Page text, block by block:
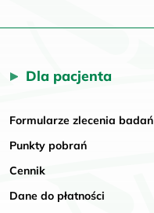
Dla pacjenta
Formularze zlecenia badań
Punkty pobrań
Cennik
Dane do płatności